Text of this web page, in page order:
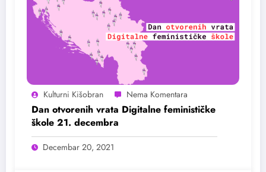
Kulturni Kišobran
Dan otvorenih vrata Digitalne feminističke
škole 21. decembra
Decembar 20, 2021